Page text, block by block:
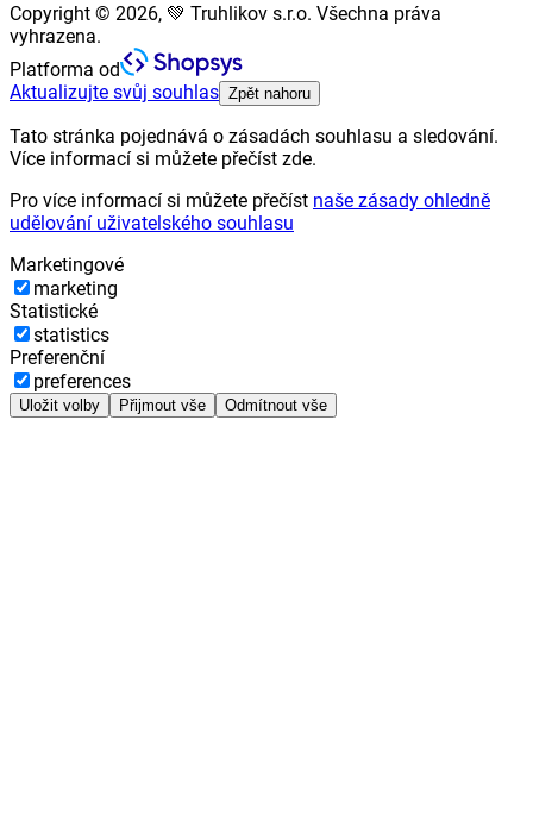
Copyright © 2026, 💚 Truhlikov s.r.o. Všechna práva
vyhrazena.
Platforma od
Aktualizujte svůj souhlas Zpět nahoru
Tato stránka pojednává o zásadách souhlasu a sledování.
Více informací si můžete přečíst zde.
Pro více informací si můžete přečíst naše zásady ohledně
udělování uživatelského souhlasu
Marketingové
marketing
Statistické
statistics
Preferenční
preferences
Uložit volby Přijmout vše Odmítnout vše